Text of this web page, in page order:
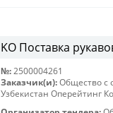
KO Поставка
№: 2500004261
Заказчик(и): Общество с
Узбекистан Оперейтинг